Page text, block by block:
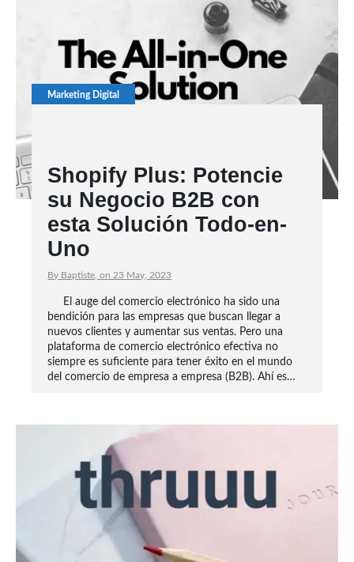
Marketing Digital
Shopify Plus: Potencie
su Negocio B2B con
esta Solución Todo-en-
Uno
By Baptiste, on 23 May, 2023
El auge del comercio electrónico ha sido una
bendición para las empresas que buscan llegar a
nuevos clientes y aumentar sus ventas. Pero una
plataforma de comercio electrónico efectiva no
siempre es suficiente para tener éxito en el mundo
del comercio de empresa a empresa (B2B). Ahí es…